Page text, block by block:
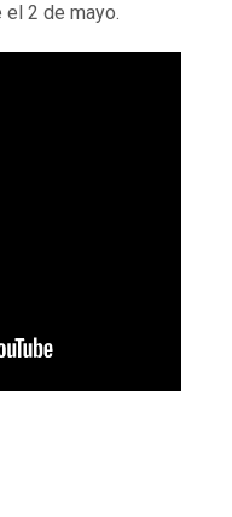
2 de mayo.